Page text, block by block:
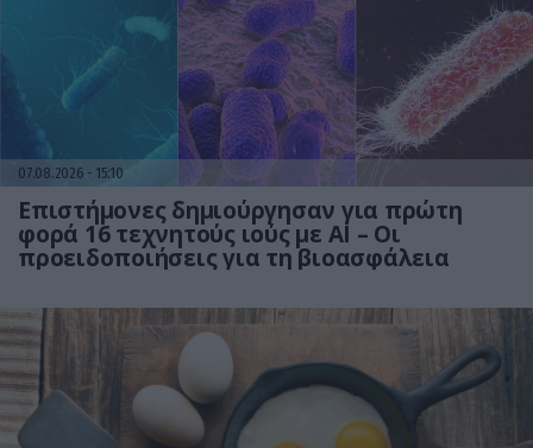
07.08.2026 15:10
Επιστήμονες δημιούργησαν για πρώτη
φορά 16 τεχνητούς ιούς με AI – Οι
προειδοποιήσεις για τη βιοασφάλεια